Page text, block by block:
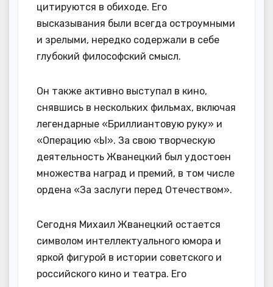
цитируются в обиходе. Его
высказывания были всегда остроумными
и зрелыми, нередко содержали в себе
глубокий философский смысл.
Он также активно выступал в кино,
снявшись в нескольких фильмах, включая
легендарные «Бриллиантовую руку» и
«Операцию «Ы». За свою творческую
деятельность Жванецкий был удостоен
множества наград и премий, в том числе
ордена «За заслуги перед Отечеством».
Сегодня Михаил Жванецкий остается
символом интеллектуального юмора и
яркой фигурой в истории советского и
российского кино и театра. Его